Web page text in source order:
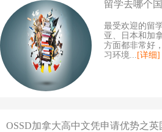
留学去哪个
最受欢迎的留
亚、日本和加
方面都非常好
习环境... [详细]
OSSD加拿大高中文凭申请优势之英